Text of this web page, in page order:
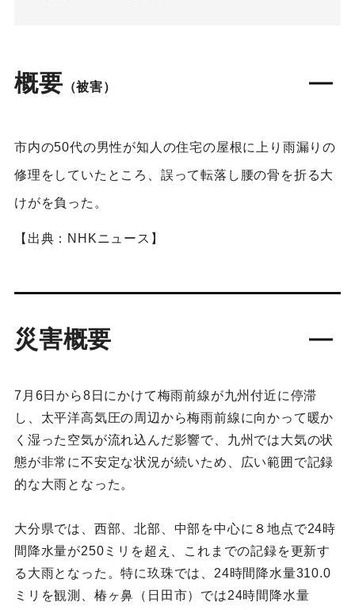
概要 （被害）
市内の50代の男性が知人の住宅の屋根に上り雨漏りの
修理をしていたところ、誤って転落し腰の骨を折る大
けがを負った。
【出典：NHKニュース】
災害概要
7月6日から8日にかけて梅雨前線が九州付近に停滞
し、太平洋高気圧の周辺から梅雨前線に向かって暖か
く湿った空気が流れ込んだ影響で、九州では大気の状
態が非常に不安定な状況が続いため、広い範囲で記録
的な大雨となった。
大分県では、西部、北部、中部を中心に８地点で24時
間降水量が250ミリを超え、これまでの記録を更新す
る大雨となった。特に玖珠では、24時間降水量310.0
ミリを観測、椿ヶ鼻（日田市）では24時間降水量